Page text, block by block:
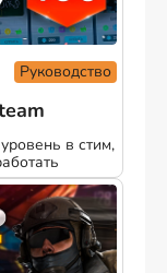
Руководство
в стим,